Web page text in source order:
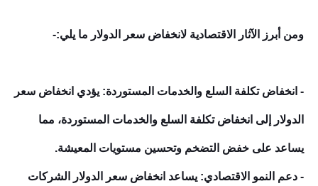
ومن أبرز الآثار الاقتصادية لانخفاض سعر الدولار ما يلي:-
- انخفاض تكلفة السلع والخدمات المستوردة: يؤدي انخفاض سعر
الدولار إلى انخفاض تكلفة السلع والخدمات المستوردة، مما
يساعد على خفض التضخم وتحسين مستويات المعيشة.
- دعم النمو الاقتصادي: يساعد انخفاض سعر الدولار الشركات